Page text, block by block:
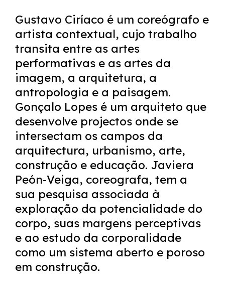
Gustavo Ciríaco é um coreógrafo e
artista contextual, cujo trabalho
transita entre as artes
performativas e as artes da
imagem, a arquitetura, a
antropologia e a paisagem.
Gonçalo Lopes é um arquiteto que
desenvolve projectos onde se
intersectam os campos da
arquitectura, urbanismo, arte,
construção e educação. Javiera
Peón-Veiga, coreografa, tem a
sua pesquisa associada à
exploração da potencialidade do
corpo, suas margens perceptivas
e ao estudo da corporalidade
como um sistema aberto e poroso
em construção.